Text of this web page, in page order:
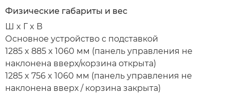
Физические габариты и вес
Ш x Г x В
Основное устройство с подставкой
1285 x 885 x 1060 мм (панель управления не
наклонена вверх/корзина открыта)
1285 x 756 x 1060 мм (панель управления не
наклонена вверх / корзина закрыта)